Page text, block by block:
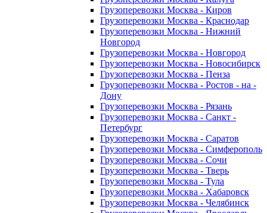
Грузоперевозки Москва - Киров
Грузоперевозки Москва - Краснодар
Грузоперевозки Москва - Нижний
Новгород
Грузоперевозки Москва - Новгород
Грузоперевозки Москва - Новосибирск
Грузоперевозки Москва - Пенза
Грузоперевозки Москва - Ростов - на -
Дону
Грузоперевозки Москва - Рязань
Грузоперевозки Москва - Санкт -
Петербург
Грузоперевозки Москва - Саратов
Грузоперевозки Москва - Симферополь
Грузоперевозки Москва - Сочи
Грузоперевозки Москва - Тверь
Грузоперевозки Москва - Тула
Грузоперевозки Москва - Хабаровск
Грузоперевозки Москва - Челябинск